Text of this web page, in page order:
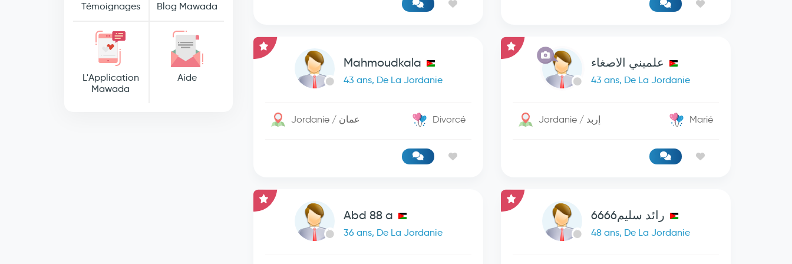
Témoignages Blog Mawada
L'Application
Mawada
Aide
Mahmoudkala
43 ans, De La Jordanie
Jordanie / عمان Divorcé
علميني الاصغاء
43 ans, De La Jordanie
Jordanie / إربد Marié
Abd 88 a
36 ans, De La Jordanie
رائد سليم6666
48 ans, De La Jordanie